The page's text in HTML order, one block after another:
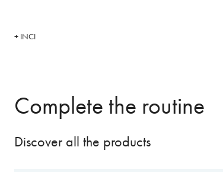
+ INCI
Complete the routine
Discover all the products